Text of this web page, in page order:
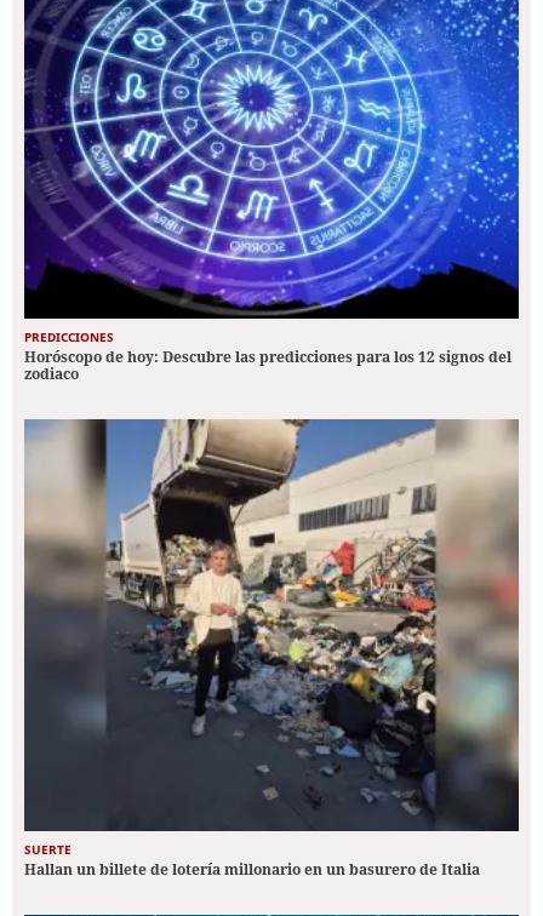
PREDICCIONES
Horóscopo de hoy: Descubre las predicciones para los 12 signos del
zodiaco
SUERTE
Hallan un billete de lotería millonario en un basurero de Italia